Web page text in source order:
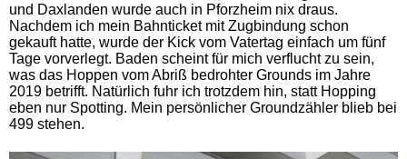
und Daxlanden wurde auch in Pforzheim nix draus.
Nachdem ich mein Bahnticket mit Zugbindung schon
gekauft hatte, wurde der Kick vom Vatertag einfach um fünf
Tage vorverlegt. Baden scheint für mich verflucht zu sein,
was das Hoppen vom Abriß bedrohter Grounds im Jahre
2019 betrifft. Natürlich fuhr ich trotzdem hin, statt Hopping
eben nur Spotting. Mein persönlicher Groundzähler blieb bei
499 stehen.